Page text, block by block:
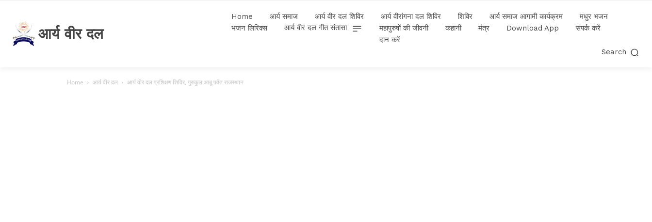
आर्य वीर दल
Home आर्य समाज आर्य वीर दल शिविर आर्य वीरांगना दल शिविर शिविर आर्य समाज आगामी कार्यक्रम
मधुर भजन
भजन लिरिक्स
आर्य वीर दल गीत संतासा महापुरुषों की जीवनी कहानी मंत्र Download App
संपर्क करें
दान करें
Search
Home आर्य वीर दल आर्य वीर दल प्रशिक्षण शिविर, गुरुकुल आबू पर्वत राजस्थान